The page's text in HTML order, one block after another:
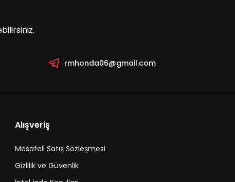
rmhonda06@gmail.com
Alışveriş
Mesafeli Satış Sözleşmesi
Gizlilik ve Güvenlik